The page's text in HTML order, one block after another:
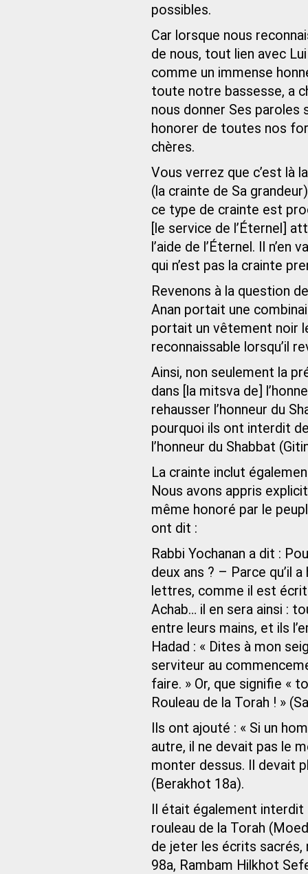
possibles.
Car lorsque nous
de nous, tout lien avec
comme un immense
toute notre bassesse, a
nous donner Ses paroles
honorer de toutes nos
chères.
Vous verrez que c’est là
(la crainte de Sa
ce type de crainte est
[le service de l’Éternel]
l’aide de l’Éternel. Il
qui n’est pas la crainte
Revenons à la question
Anan portait une
portait un vêtement noir
reconnaissable lorsqu’il
Ainsi, non seulement la
dans [la mitsva de]
rehausser l’honneur du
pourquoi ils ont interdit
l’honneur du Shabbat
La crainte inclut
Nous avons appris
même honoré par le
ont dit :
Rabbi Yochanan a dit :
deux ans ? – Parce qu’il
lettres, comme il est
Achab… il en sera ainsi :
entre leurs mains, et ils
Hadad : « Dites à mon
serviteur au
faire. » Or, que signifie «
Rouleau de la Torah ! »
Ils ont ajouté : « Si un
autre, il ne devait pas le
monter dessus. Il devait
(Berakhot 18a).
Il était également
rouleau de la Torah
de jeter les écrits sacrés,
98a, Rambam Hilkhot